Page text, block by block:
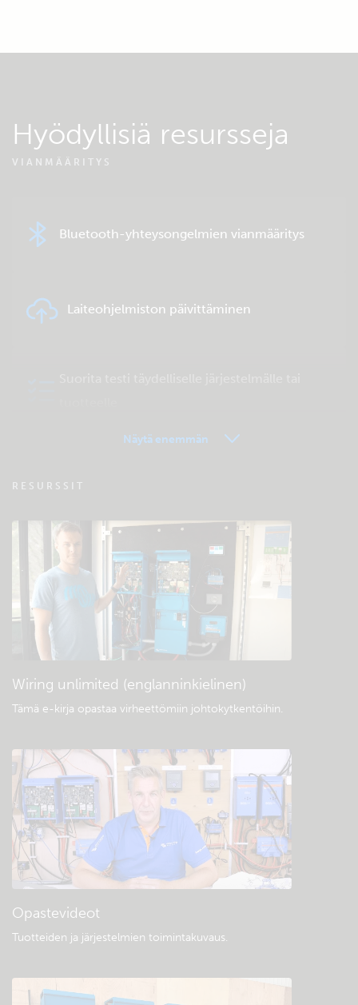
Hyödyllisiä resursseja
VIANMÄÄRITYS
Bluetooth-yhteysongelmien vianmääritys
Laiteohjelmiston päivittäminen
Tutustu yhteisön ylläpitämään
tukitietokantaan
Yleiset lataukset ja dokumentaatio
Näytä enemmän
RESURSSIT
Wiring unlimited (englanninkielinen)
Tämä e-kirja opastaa virheettömiin johtokytkentöihin.
Opastevideot
Tuotteiden ja järjestelmien toimintakuvaus.